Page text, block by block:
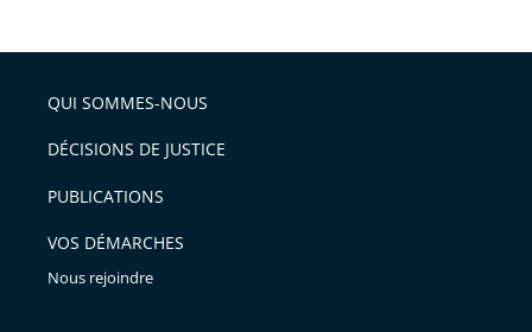
l'article
pour
avant
QUI SOMMES-NOUS
DÉCISIONS DE JUSTICE
PUBLICATIONS
VOS DÉMARCHES
Nous rejoindre